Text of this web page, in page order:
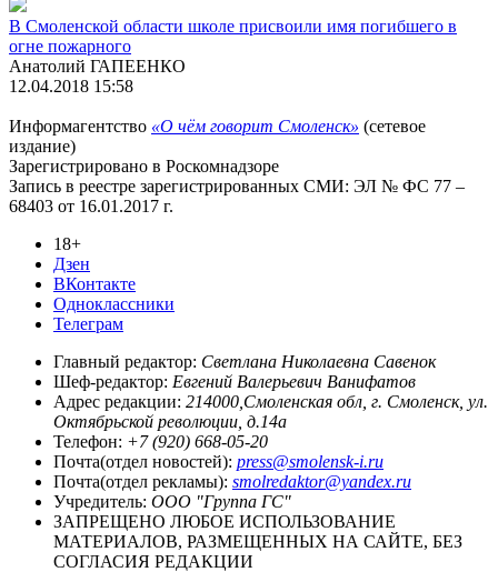
В Смоленской области школе присвоили имя погибшего в
огне пожарного
Анатолий ГАПЕЕНКО
12.04.2018 15:58
Информагентство «О чём говорит Смоленск» (сетевое
издание)
Зарегистрировано в Роскомнадзоре
Запись в реестре зарегистрированных СМИ: ЭЛ № ФС 77 –
68403 от 16.01.2017 г.
18+
Дзен
ВКонтакте
Одноклассники
Телеграм
Главный редактор: Светлана Николаевна Савенок
Шеф-редактор: Евгений Валерьевич Ванифатов
Адрес редакции: 214000,Смоленская обл, г. Смоленск, ул.
Октябрьской революции, д.14а
Телефон: +7 (920) 668-05-20
Почта(отдел новостей): press@smolensk-i.ru
Почта(отдел рекламы): smolredaktor@yandex.ru
Учредитель: ООО "Группа ГС"
ЗАПРЕЩЕНО ЛЮБОЕ ИСПОЛЬЗОВАНИЕ
МАТЕРИАЛОВ, РАЗМЕЩЕННЫХ НА САЙТЕ, БЕЗ
СОГЛАСИЯ РЕДАКЦИИ